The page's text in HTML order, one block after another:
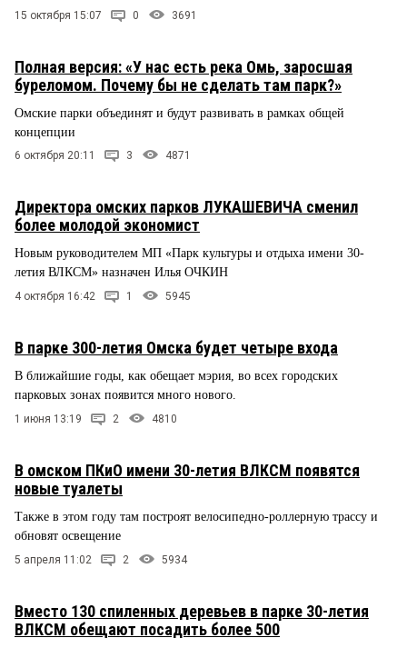
15 октября 15:07 0 3691
Полная версия: «У нас есть река Омь, заросшая
буреломом. Почему бы не сделать там парк?»
Омские парки объединят и будут развивать в рамках общей
концепции
6 октября 20:11 3 4871
Директора омских парков ЛУКАШЕВИЧА сменил
более молодой экономист
Новым руководителем МП «Парк культуры и отдыха имени 30-
летия ВЛКСМ» назначен Илья ОЧКИН
4 октября 16:42 1 5945
В парке 300-летия Омска будет четыре входа
В ближайшие годы, как обещает мэрия, во всех городских
парковых зонах появится много нового.
1 июня 13:19 2 4810
В омском ПКиО имени 30-летия ВЛКСМ появятся
новые туалеты
Также в этом году там построят велосипедно-роллерную трассу и
обновят освещение
5 апреля 11:02 2 5934
Вместо 130 спиленных деревьев в парке 30-летия
ВЛКСМ обещают посадить более 500